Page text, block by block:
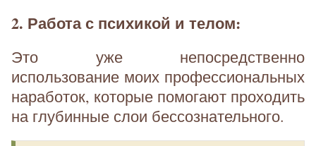
2. Работа с психикой и телом:
Это уже непосредственно
использование моих профессиональных
наработок, которые помогают проходить
на глубинные слои бессознательного.